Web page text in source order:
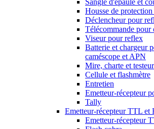
Sangle d'épaule et
Housse de
Déclencheur pour
Télécommande pour
Viseur pour reflex
Batterie et chargeur
caméscope et APN
Mire, charte et testeur
Cellule et flashmètre
Entretien
Emetteur-récepteur
Tally
Emetteur-récepteur TTL et
Emetteur-récepteur